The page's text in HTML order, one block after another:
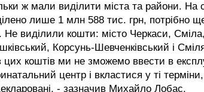
ж мали виділити міста та райони. На
лише 1 млн 588 тис. грн, потрібно
Не виділили кошти: місто Черкаси,
Корсунь-Шевченківський і
цих коштів ми не зможемо ввести в
центр і вкластися у ті
- зазначив Михайло Лобас.